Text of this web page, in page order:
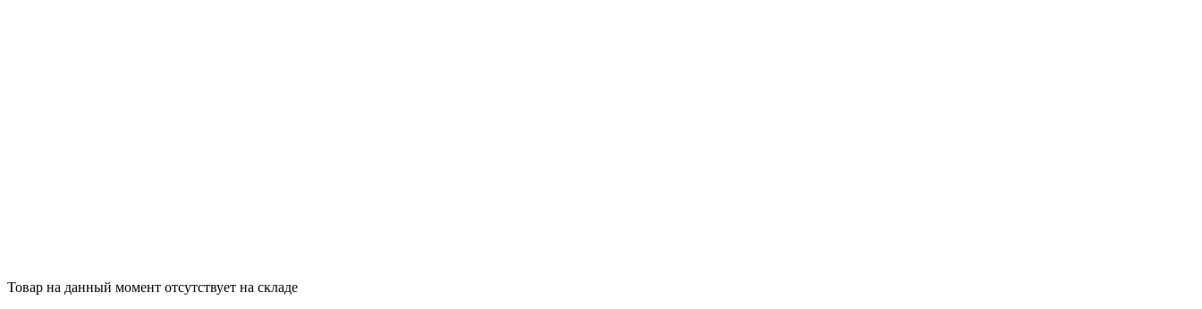
Товар на данный момент отсутствует на складе